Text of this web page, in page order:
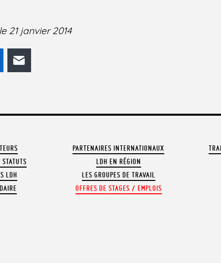
21 janvier 2014
LinkedIn
LDH
PARTENAIRES INTERNATIONAUX
LDH EN RÉGION
LES GROUPES DE TRAVAIL
OFFRES DE STAGES / EMPLOIS